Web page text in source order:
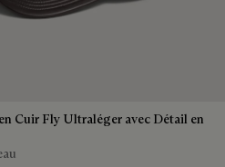
Cuir Fly Ultraléger avec Détail en